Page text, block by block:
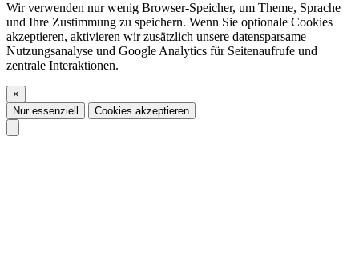
Wir verwenden nur wenig Browser-Speicher, um Theme, Sprache
und Ihre Zustimmung zu speichern. Wenn Sie optionale Cookies
akzeptieren, aktivieren wir zusätzlich unsere datensparsame
Nutzungsanalyse und Google Analytics für Seitenaufrufe und
zentrale Interaktionen.
×
Nur essenziell
Cookies akzeptieren